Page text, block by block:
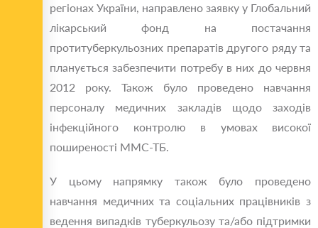
регіонах України, направлено заявку у Глобальний
лікарський фонд на постачання
протитуберкульозних препаратів другого ряду та
планується забезпечити потребу в них до червня
2012 року. Також було проведено навчання
персоналу медичних закладів щодо заходів
інфекційного контролю в умовах високої
поширеності ММС-ТБ.
У цьому напрямку також було проведено
навчання медичних та соціальних працівників з
ведення випадків туберкульозу та/або підтримки